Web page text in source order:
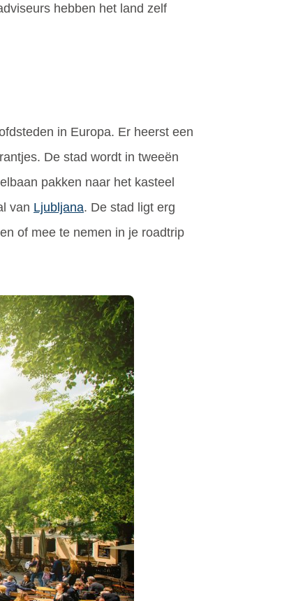
hebben het land zelf
in Europa. Er heerst een
De stad wordt in tweeën
pakken naar het kasteel
van Ljubljana. De stad ligt erg
of mee te nemen in je roadtrip